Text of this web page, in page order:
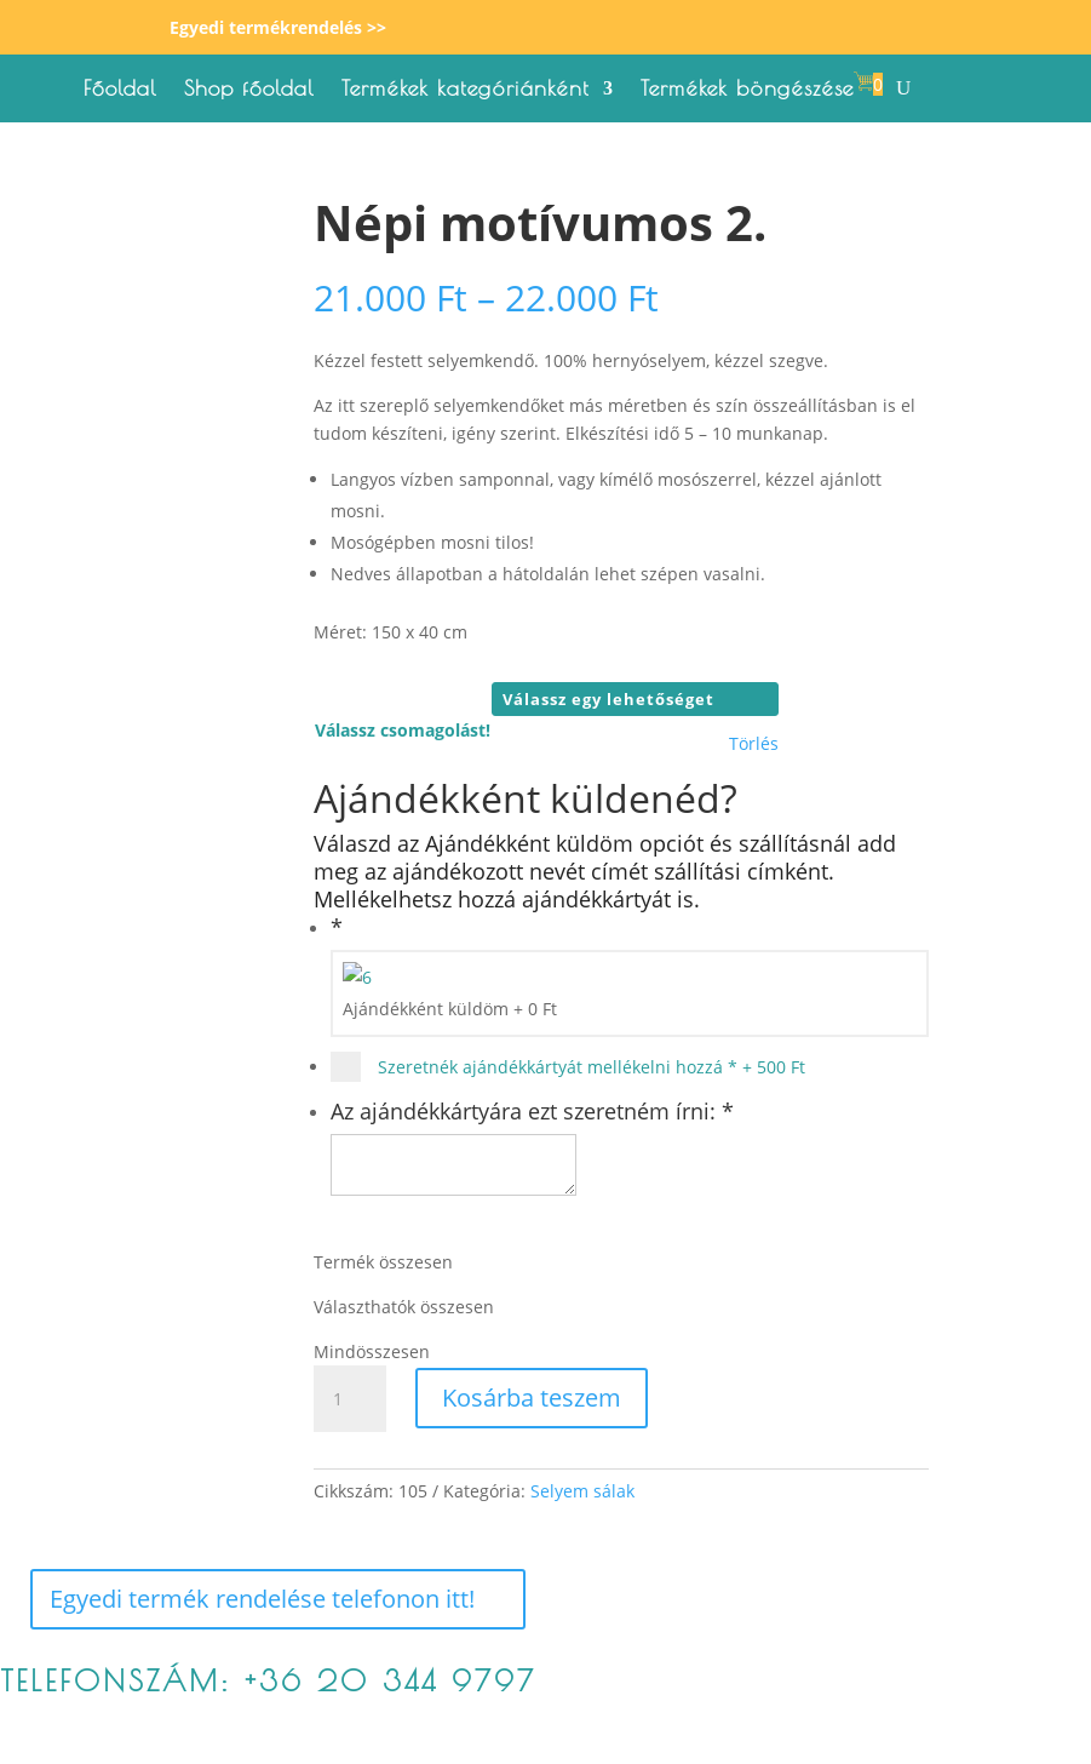
Egyedi termékrendelés >>
Főoldal Shop főoldal Termékek kategóriánként Termékek böngészése 0
Népi motívumos 2.
21.000 Ft – 22.000 FtÁrtartomány:
21.000 Ft
-
22.000 Ft
Kézzel festett selyemkendő. 100% hernyóselyem, kézzel szegve.
Az itt szereplő selyemkendőket más méretben és szín összeállításban is el
tudom készíteni, igény szerint. Elkészítési idő 5 – 10 munkanap.
Langyos vízben samponnal, vagy kímélő mosószerrel, kézzel ajánlott
mosni.
Mosógépben mosni tilos!
Nedves állapotban a hátoldalán lehet szépen vasalni.
Méret: 150 x 40 cm
Válassz csomagolást!
Törlés
Ajándékként küldenéd?
Válaszd az Ajándékként küldöm opciót és szállításnál add
meg az ajándékozott nevét címét szállítási címként.
Mellékelhetsz hozzá ajándékkártyát is.
*
Ajándékként küldöm + 0 Ft
Szeretnék ajándékkártyát mellékelni hozzá * + 500 Ft
Az ajándékkártyára ezt szeretném írni: *
Termék összesen
Választhatók összesen
Mindösszesen
motívumos
Kosárba teszem
Cikkszám: 105 Kategória: Selyem sálak
Egyedi termék rendelése telefonon itt!
TELEFONSZÁM: +36 20 344 9797